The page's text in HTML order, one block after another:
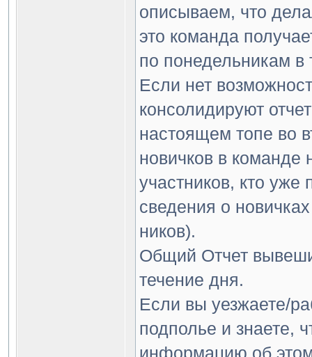
описываем, что
это команда
по понедельникам в
Если нет
консолидируют
настоящем топе во
новичков в команде
участников, кто
сведения о
ников).
Общий Отчет
течение дня.
Если вы уезжаете/
подполье и знаете,
информацию об